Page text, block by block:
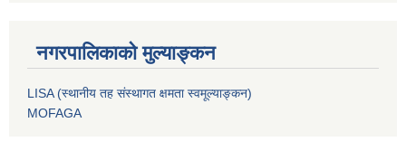
नगरपालिकाको मुल्याङ्कन
LISA (स्थानीय तह संस्थागत क्षमता स्वमूल्याङ्कन)
MOFAGA